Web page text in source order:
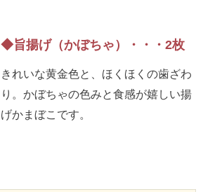
◆旨揚げ（かぼちゃ）・・・2枚
きれいな黄金色と、ほくほくの歯ざわ
り。かぼちゃの色みと食感が嬉しい揚
げかまぼこです。